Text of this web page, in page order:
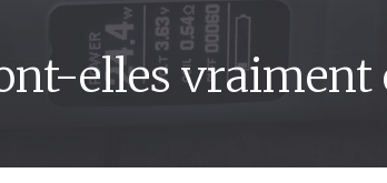
elles vraiment